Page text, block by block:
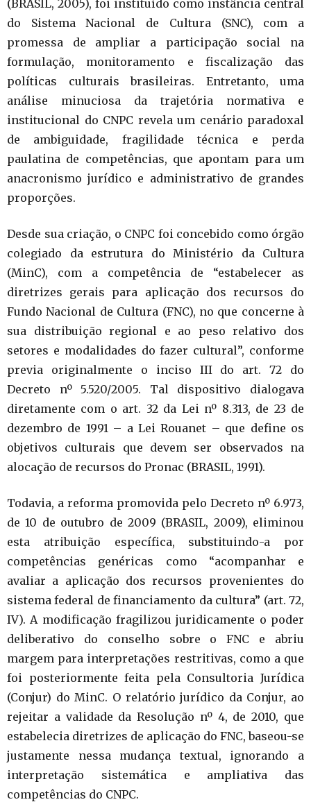
(BRASIL, 2005), foi instituído como instância central
do Sistema Nacional de Cultura (SNC), com a
promessa de ampliar a participação social na
formulação, monitoramento e fiscalização das
políticas culturais brasileiras. Entretanto, uma
análise minuciosa da trajetória normativa e
institucional do CNPC revela um cenário paradoxal
de ambiguidade, fragilidade técnica e perda
paulatina de competências, que apontam para um
anacronismo jurídico e administrativo de grandes
proporções.
Desde sua criação, o CNPC foi concebido como órgão
colegiado da estrutura do Ministério da Cultura
(MinC), com a competência de “estabelecer as
diretrizes gerais para aplicação dos recursos do
Fundo Nacional de Cultura (FNC), no que concerne à
sua distribuição regional e ao peso relativo dos
setores e modalidades do fazer cultural”, conforme
previa originalmente o inciso III do art. 72 do
Decreto nº 5.520/2005. Tal dispositivo dialogava
diretamente com o art. 32 da Lei nº 8.313, de 23 de
dezembro de 1991 – a Lei Rouanet – que define os
objetivos culturais que devem ser observados na
alocação de recursos do Pronac (BRASIL, 1991).
Todavia, a reforma promovida pelo Decreto nº 6.973,
de 10 de outubro de 2009 (BRASIL, 2009), eliminou
esta atribuição específica, substituindo-a por
competências genéricas como “acompanhar e
avaliar a aplicação dos recursos provenientes do
sistema federal de financiamento da cultura” (art. 72,
IV). A modificação fragilizou juridicamente o poder
deliberativo do conselho sobre o FNC e abriu
margem para interpretações restritivas, como a que
foi posteriormente feita pela Consultoria Jurídica
(Conjur) do MinC. O relatório jurídico da Conjur, ao
rejeitar a validade da Resolução nº 4, de 2010, que
estabelecia diretrizes de aplicação do FNC, baseou-se
justamente nessa mudança textual, ignorando a
interpretação sistemática e ampliativa das
competências do CNPC.